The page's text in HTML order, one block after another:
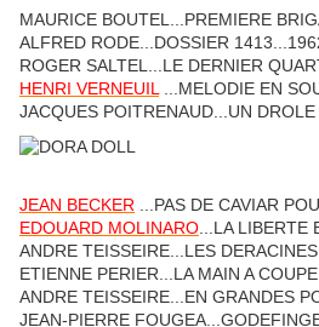
MAURICE BOUTEL...PREMIERE
ALFRED RODE...DOSSIER
ROGER SALTEL...LE DERNIER
HENRI VERNEUIL
...MELODIE EN
JACQUES POITRENAUD...UN
JEAN BECKER ...PAS DE CAVIAR
EDOUARD MOLINARO ...LA
ANDRE TEISSEIRE...LES
ETIENNE PERIER...LA MAIN A
ANDRE TEISSEIRE...EN GRANDES
JEAN-PIERRE